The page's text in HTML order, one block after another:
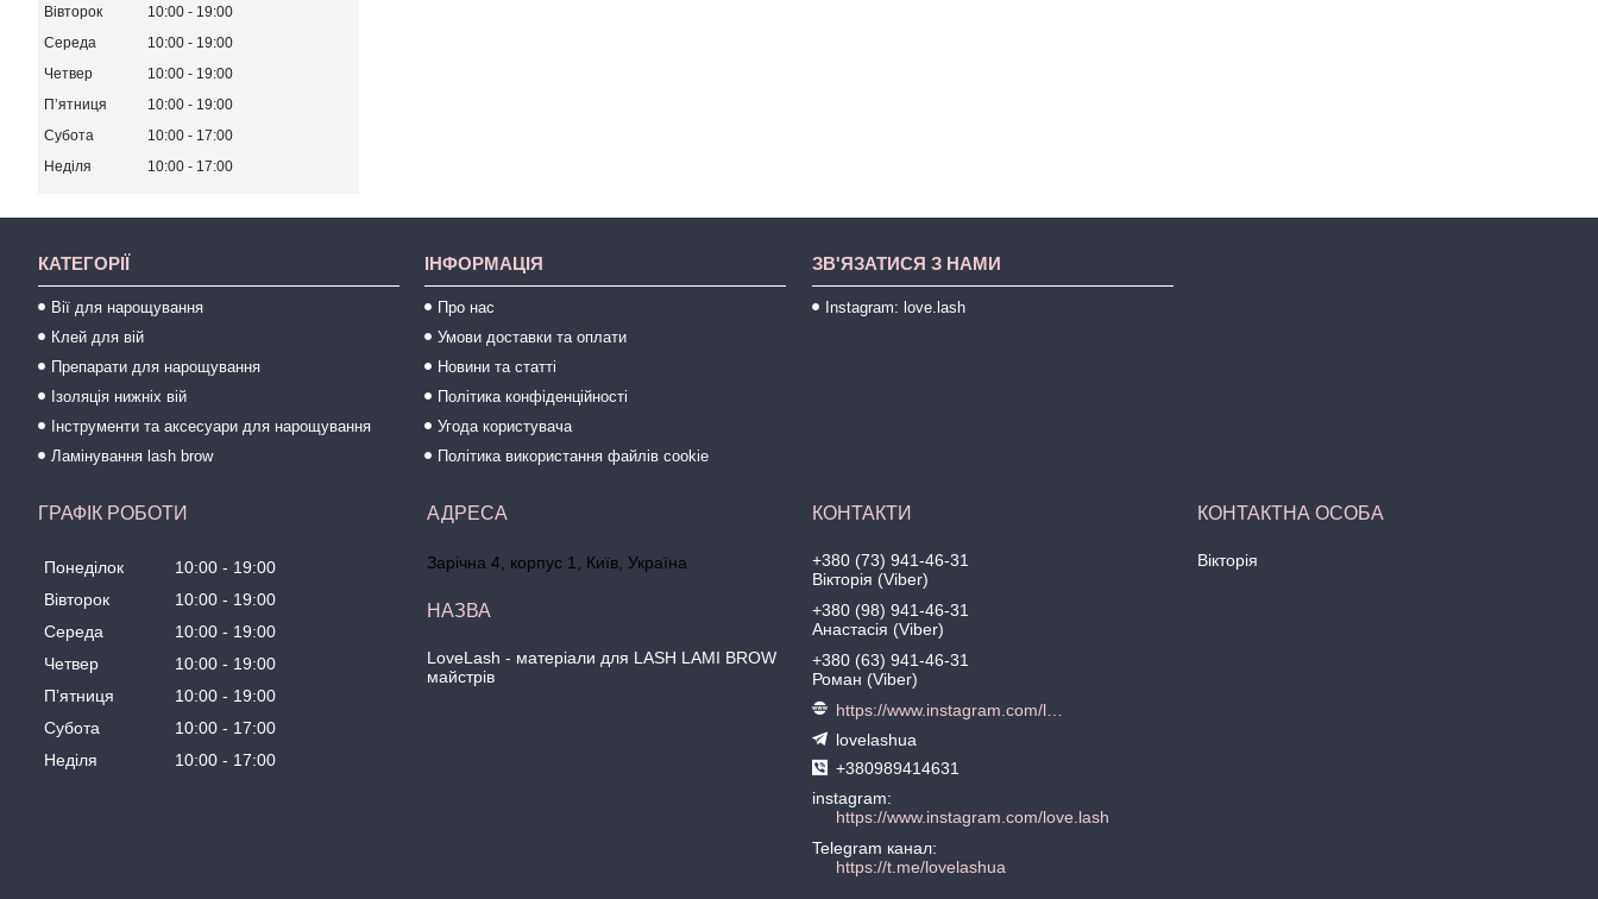
Вівторок
10:00
19:00
Середа
10:00
19:00
Четвер
10:00
19:00
Пʼятниця
10:00
19:00
Субота
10:00
17:00
Неділя
10:00 17:00
КАТЕГОРІЇ
Вії для нарощування
Клей для вій
Препарати для нарощування
Ізоляція нижніх вій
Інструменти та аксесуари для нарощування
Ламінування lash brow
ІНФОРМАЦІЯ
Про нас
Умови доставки та оплати
Новини та статті
Політика конфіденційності
Угода користувача
Політика використання файлів cookie
ЗВ'ЯЗАТИСЯ З НАМИ
Instagram: love.lash
ГРАФІК РОБОТИ
Понеділок 10:00
19:00
Вівторок
10:00
19:00
Середа
10:00
19:00
Четвер
10:00
19:00
Пʼятниця
10:00
19:00
Субота
10:00
17:00
Неділя
10:00 17:00
Зарічна 4, корпус 1, Київ, Україна
LoveLash - матеріали для LASH LAMI BROW
майстрів
+380 (73) 941-46-31
Вікторія (Viber)
+380 (98) 941-46-31
Анастасія (Viber)
+380 (63) 941-46-31
Роман (Viber)
lovelashua
+380989414631
instagram
https://www.instagram.com/love.lash
Telegram канал
https://t.me/lovelashua
Вікторія